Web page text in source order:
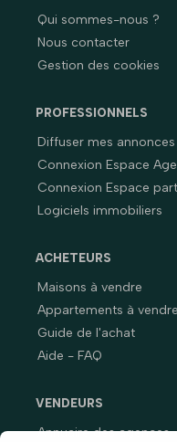
Qui sommes-nous ?
Nous contacter
Gestion des cookies
PROFESSIONNELS
Diffuser mes annonces
Connexion Espace
Connexion Espace
Logiciels immobiliers
ACHETEURS
Maisons à vendre
Appartements à vendre
Guide de l'achat
Aide - FAQ
VENDEURS
Annuaire des agences